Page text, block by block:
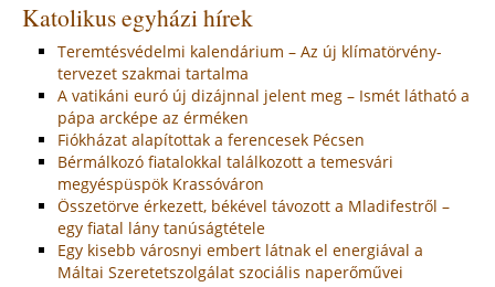
Katolikus egyházi hírek
Teremtésvédelmi kalendárium – Az új klímatörvény-
tervezet szakmai tartalma
A vatikáni euró új dizájnnal jelent meg – Ismét látható a
pápa arcképe az érméken
Fiókházat alapítottak a ferencesek Pécsen
Bérmálkozó fiatalokkal találkozott a temesvári
megyéspüspök Krassóváron
Összetörve érkezett, békével távozott a Mladifestről –
egy fiatal lány tanúságtétele
Egy kisebb városnyi embert látnak el energiával a
Máltai Szeretetszolgálat szociális naperőművei